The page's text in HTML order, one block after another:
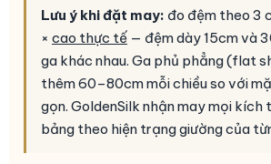
Lưu ý khi đặt may: đo đệm theo 3
× cao thực tế — đệm dày 15cm và
ga khác nhau. Ga phủ phẳng (flat
thêm 60–80cm mỗi chiều so với
gọn. GoldenSilk nhận may mọi kích
bảng theo hiện trạng giường của